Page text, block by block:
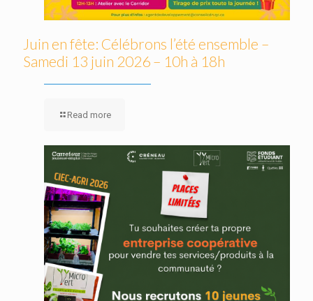
Juin en fête: Célébrons l’été ensemble –
Samedi 13 juin 2026 – 10h à 18h
Read more